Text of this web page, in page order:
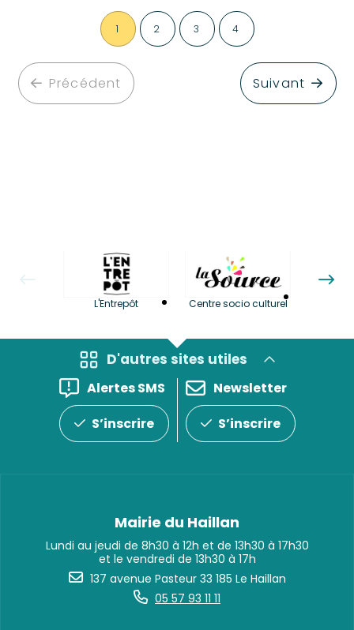
Précédent
1 2 3 4
Suivant
L'Entrepôt Centre socio culturel
D'autres sites utiles
Alertes SMS
S’inscrire
Newsletter
S’inscrire
Mairie du Haillan
Lundi au jeudi de 8h30 à 12h et de 13h30 à 17h30
et le vendredi de 13h30 à 17h
137 avenue Pasteur 33 185 Le Haillan
05 57 93 11 11